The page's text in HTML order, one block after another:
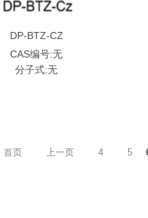
DP-BTZ-CZ
CAS编号:无
分子式:无
首页 上一页 4 5